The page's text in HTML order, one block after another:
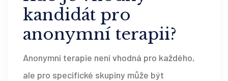
kandidát pro
anonymní terapii?
Anonymní terapie není vhodná pro každého,
ale pro specifické skupiny může být